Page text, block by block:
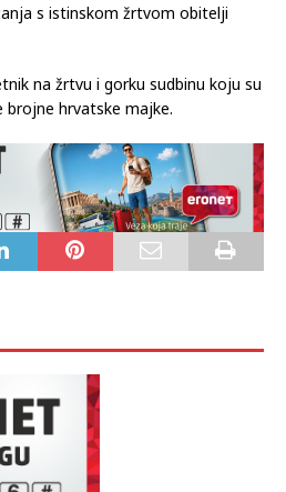
s istinskom žrtvom obitelji
na žrtvu i gorku sudbinu koju su
brojne hrvatske majke.